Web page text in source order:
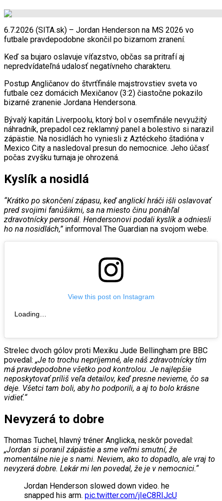
6.7.2026 (SITA.sk) – Jordan Henderson na MS 2026 vo
futbale pravdepodobne skončil po bizarnom zranení.
Keď sa bujaro oslavuje víťazstvo, občas sa pritrafí aj
nepredvídateľná udalosť negatívneho charakteru.
Postup Angličanov do štvrťfinále majstrovstiev sveta vo
futbale cez domácich Mexičanov (3:2) čiastočne pokazilo
bizarné zranenie Jordana Hendersona.
Bývalý kapitán Liverpoolu, ktorý bol v osemfinále nevyužitý
náhradník, prepadol cez reklamný panel a bolestivo si narazil
zápästie. Na nosidlách ho vyniesli z Aztéckeho štadióna v
Mexico City a nasledoval presun do nemocnice. Jeho účasť
počas zvyšku turnaja je ohrozená.
Kyslík a nosidlá
“Krátko po skončení zápasu, keď anglickí hráči išli oslavovať
pred svojimi fanúšikmi, sa na miesto činu ponáhľal
zdravotnícky personál. Hendersonovi podali kyslík a odniesli
ho na nosidlách,”informoval The Guardian na svojom webe.
View this post on Instagram
Loading…
Strelec dvoch gólov proti Mexiku Jude Bellingham pre BBC
povedal: „Je to trochu nepríjemné, ale náš zdravotnícky tím
má pravdepodobne všetko pod kontrolou. Je najlepšie
neposkytovať príliš veľa detailov, keď presne nevieme, čo sa
deje. Všetci tam boli, aby ho podporili, a aj to bolo krásne
vidieť.“
Nevyzerá to dobre
Thomas Tuchel, hlavný tréner Anglicka, neskôr povedal:
„Jordan si poranil zápästie a sme veľmi smutní, že
momentálne nie je s nami. Neviem, ako to dopadlo, ale vraj to
nevyzerá dobre. Lekár mi len povedal, že je v nemocnici.“
Jordan Henderson slowed down video. he
snapped his arm. pic.twitter.com/jIeC8RIJcU